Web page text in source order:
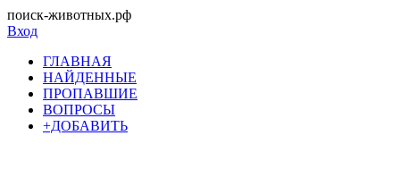
поиск-животных.рф
Вход
ГЛАВНАЯ
НАЙДЕННЫЕ
ПРОПАВШИЕ
ВОПРОСЫ
+ДОБАВИТЬ